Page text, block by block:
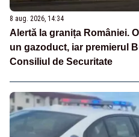
8 aug. 2026, 14:34
Alertă la granița României.
un gazoduct, iar premierul
Consiliul de Securitate